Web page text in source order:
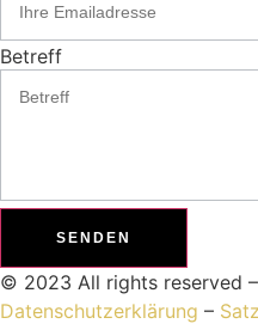
Betreff
SENDEN
© 2023 All rights reserved –
Datenschutzerklärung –